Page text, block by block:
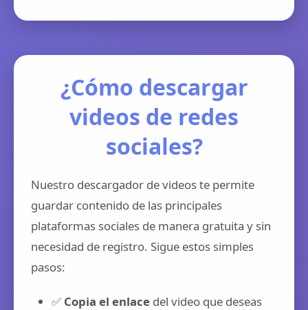
¿Cómo descargar
videos de redes
sociales?
Nuestro descargador de videos te permite
guardar contenido de las principales
plataformas sociales de manera gratuita y sin
necesidad de registro. Sigue estos simples
pasos:
✅ Copia el enlace del video que deseas